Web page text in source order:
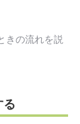
きの流れを説